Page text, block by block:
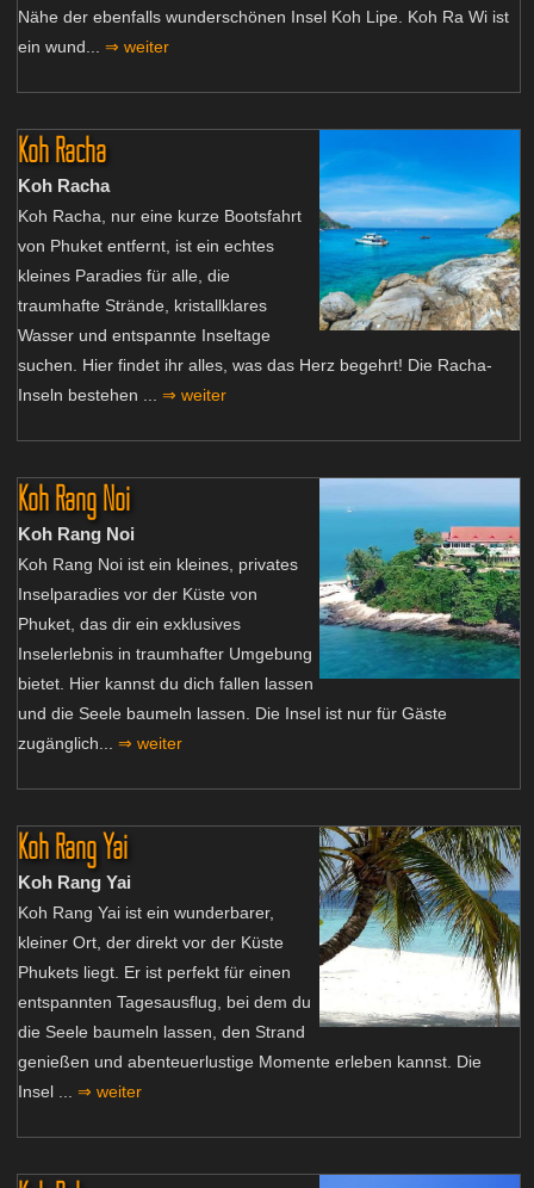
Nähe der ebenfalls wunderschönen Insel Koh Lipe. Koh Ra Wi ist
ein wund... ⇒ weiter
Koh Racha
Koh Racha
Koh Racha, nur eine kurze Bootsfahrt
von Phuket entfernt, ist ein echtes
kleines Paradies für alle, die
traumhafte Strände, kristallklares
Wasser und entspannte Inseltage
suchen. Hier findet ihr alles, was das Herz begehrt! Die Racha-
Inseln bestehen ... ⇒ weiter
Koh Rang Noi
Koh Rang Noi
Koh Rang Noi ist ein kleines, privates
Inselparadies vor der Küste von
Phuket, das dir ein exklusives
Inselerlebnis in traumhafter Umgebung
bietet. Hier kannst du dich fallen lassen
und die Seele baumeln lassen. Die Insel ist nur für Gäste
zugänglich... ⇒ weiter
Koh Rang Yai
Koh Rang Yai
Koh Rang Yai ist ein wunderbarer,
kleiner Ort, der direkt vor der Küste
Phukets liegt. Er ist perfekt für einen
entspannten Tagesausflug, bei dem du
die Seele baumeln lassen, den Strand
genießen und abenteuerlustige Momente erleben kannst. Die
Insel ... ⇒ weiter